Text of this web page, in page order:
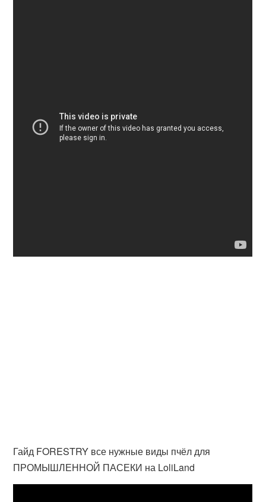
Гайд FORESTRY все нужные виды пчёл для
ПРОМЫШЛЕННОЙ ПАСЕКИ на LoliLand